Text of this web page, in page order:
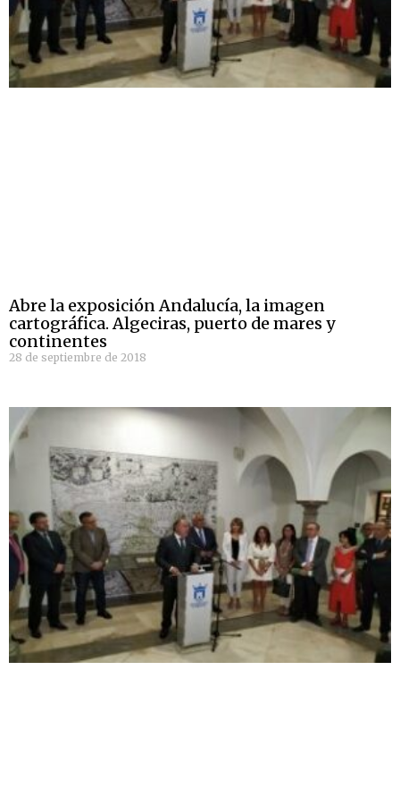
Abre la exposición Andalucía, la imagen
cartográfica. Algeciras, puerto de mares y
continentes
28 de septiembre de 2018